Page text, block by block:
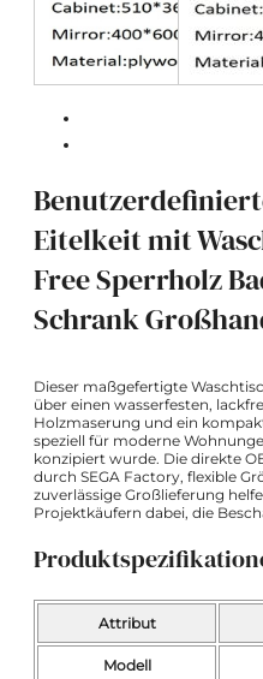
Eitelkeit mit
Free Sperrholz
Schrank
Dieser maßgefertigte
über einen wasserfesten,
Holzmaserung und ein
speziell für moderne
konzipiert wurde. Die direkte
durch SEGA Factory, flexible
zuverlässige Großlieferung
Projektkäufern dabei, die
Attribut
Modell